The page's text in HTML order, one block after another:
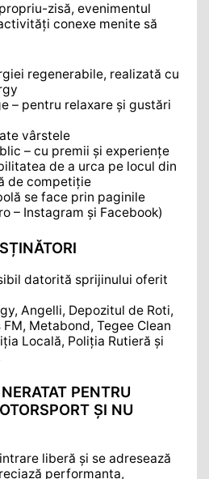
zisă, evenimentul
conexe menite să
regenerabile, realizată cu
– pentru relaxare și gustări
vârstele
– cu premii și experiențe
de a urca pe locul din
de competiție
se face prin paginile
– Instagram și Facebook)
datorită sprijinului oferit
Angelli, Depozitul de Roti,
Metabond, Tegee Clean
Locală, Poliția Rutieră și
PENTRU
ȘI NU
liberă și se adresează
performanța,